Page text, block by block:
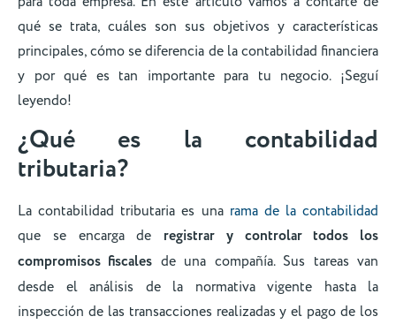
qué se trata, cuáles son sus objetivos y características
principales, cómo se diferencia de la contabilidad financiera
y por qué es tan importante para tu negocio. ¡Seguí
leyendo!
¿Qué es la contabilidad
tributaria?
La contabilidad tributaria es una rama de la contabilidad
que se encarga de registrar y controlar todos los
compromisos fiscales de una compañía. Sus tareas van
desde el análisis de la normativa vigente hasta la
inspección de las transacciones realizadas y el pago de los